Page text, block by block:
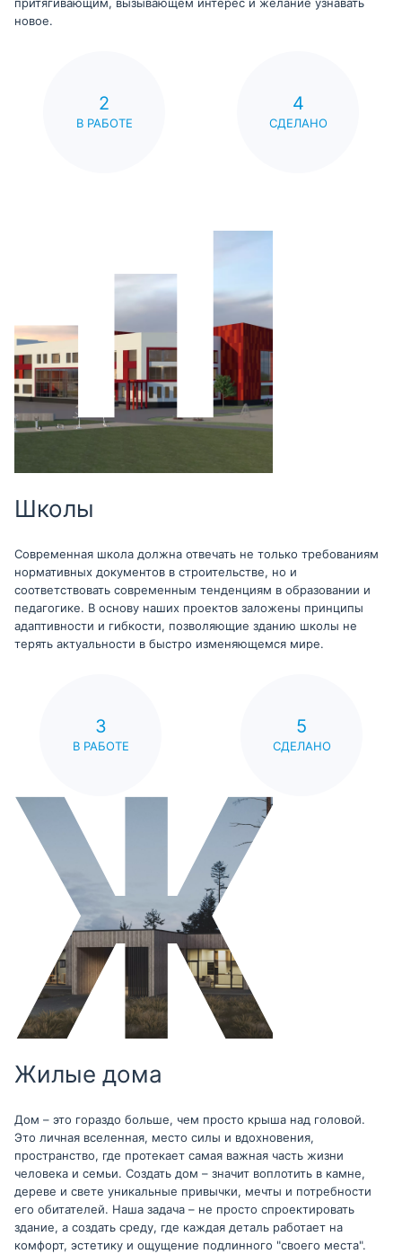
притягивающим, вызывающем интерес и желание узнавать
новое.
2
В РАБОТЕ
4
СДЕЛАНО
Школы
Современная школа должна отвечать не только требованиям
нормативных документов в строительстве, но и
соответствовать современным тенденциям в образовании и
педагогике. В основу наших проектов заложены принципы
адаптивности и гибкости, позволяющие зданию школы не
терять актуальности в быстро изменяющемся мире.
3
В РАБОТЕ
5
СДЕЛАНО
Жилые дома
Дом – это гораздо больше, чем просто крыша над головой.
Это личная вселенная, место силы и вдохновения,
пространство, где протекает самая важная часть жизни
человека и семьи. Создать дом – значит воплотить в камне,
дереве и свете уникальные привычки, мечты и потребности
его обитателей. Наша задача – не просто спроектировать
здание, а создать среду, где каждая деталь работает на
комфорт, эстетику и ощущение подлинного "своего места".